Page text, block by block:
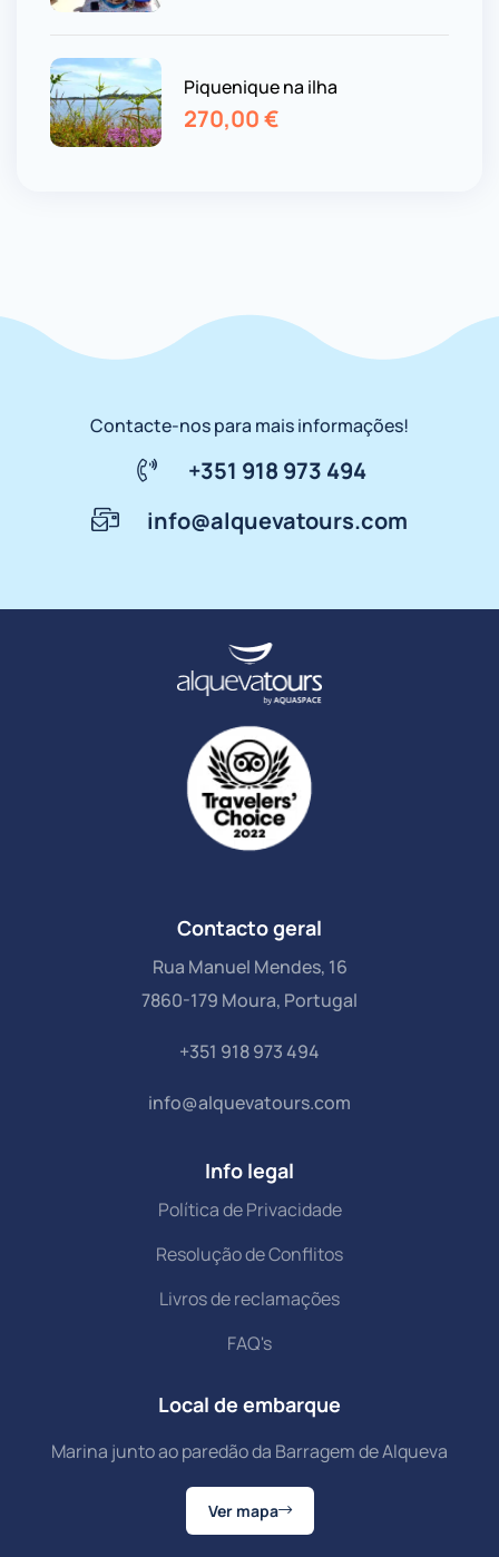
Piquenique na ilha
270,00€
Contacte-nos para mais informações!
+351 918 973 494
info@alquevatours.com
Contacto geral
Rua Manuel Mendes, 16
7860-179 Moura, Portugal
+351 918 973 494
info@alquevatours.com
Info legal
Política de Privacidade
Resolução de Conflitos
Livros de reclamações
FAQ's
Local de embarque
Marina junto ao paredão da Barragem de Alqueva
Ver mapa